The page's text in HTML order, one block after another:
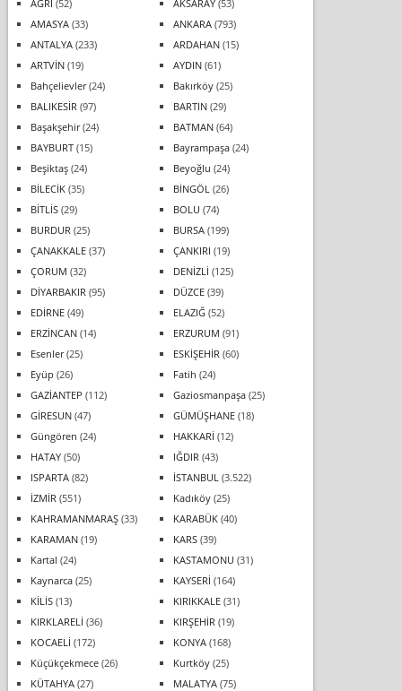
AĞRI (52) AKSARAY(53)
AMASYA(33) ANKARA(793)
ANTALYA(233) ARDAHAN(15)
ARTVİN(19) AYDIN(61)
Bahçelievler(24) Bakırköy(25)
BALIKESİR (97) BARTIN(29)
Başakşehir(24) BATMAN(64)
BAYBURT(15) Bayrampaşa(24)
Beşiktaş(24) Beyoğlu (24)
BİLECİK(35) BİNGÖL (26)
BİTLİS(29) BOLU (74)
BURDUR (25) BURSA(199)
ÇANAKKALE(37) ÇANKIRI (19)
ÇORUM (32) DENİZLİ (125)
DİYARBAKIR (95) DÜZCE(39)
EDİRNE(49) ELAZIĞ(52)
ERZİNCAN(14) ERZURUM (91)
Esenler(25) ESKİŞEHİR (60)
Eyüp (26) Fatih (24)
GAZİANTEP (112) Gaziosmanpaşa(25)
GİRESUN(47) GÜMÜŞHANE(18)
Güngören (24) HAKKARİ (12)
HATAY(50) IĞDIR (43)
ISPARTA(82) İSTANBUL (3.522)
İZMİR (551) Kadıköy(25)
KAHRAMANMARAŞ(33) KARABÜK(40)
KARAMAN(19) KARS(39)
Kartal (24) KASTAMONU (31)
Kaynarca(25) KAYSERİ (164)
KİLİS(13) KIRIKKALE(31)
KIRKLARELİ (36) KIRŞEHİR (19)
KOCAELİ (172) KONYA(168)
Küçükçekmece(26) Kurtköy(25)
KÜTAHYA(27) MALATYA(75)